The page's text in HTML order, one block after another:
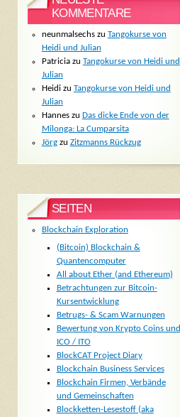
KOMMENTARE
neunmalsechszu Tangokurse von
Heidi und Julian
Patriciazu Tangokurse von Heidi und
Julian
Heidizu Tangokurse von Heidi und
Julian
Hanneszu Das dicke Ende von der
Milonga: La Cumparsita
Jörgzu Zitzmanns Rückzug
SEITEN
Blockchain Exploration
(Bitcoin) Blockchain &
Quantencomputer
All about Ether (and Ethereum)
Betrachtungen zur Bitcoin-
Kursentwicklung
Betrugs- & Scam Warnungen
Bewertung von Krypto Coins und
ICO / ITO
BlockCAT Project Diary
Blockchain Business Services
Blockchain Firmen, Verbände
und Gemeinschaften
Blockketten-Lesestoff (aka